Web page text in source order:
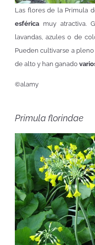
Las flores de la Primula
esférica muy atractiva.
lavandas, azules o de
Pueden cultivarse a
de alto y han ganado
©alamy
Primula florindae